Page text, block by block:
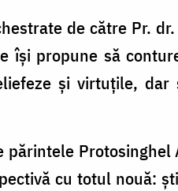
de către Pr.
își propune să
și virtuțile, dar
cu totul nouă: